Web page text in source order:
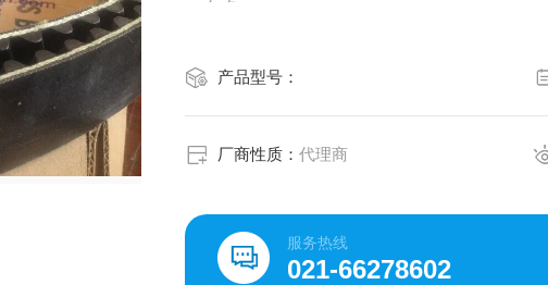
红色。
产品型号：
厂商性质：代理商
服务热线
021-66278602